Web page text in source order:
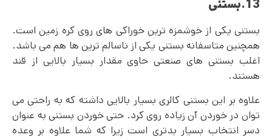
13.بستنی
بستنی یکی از خوشمزه ترین خوراکی های روی کره زمین است.
همچنین متاسفانه بستنی یکی از ناسالم ترین ها هم می باشد.
اغلب بستنی های صنعتی حاوی مقدار بسیار بالایی از قند
هستند.
علاوه بر این بستنی کالری بسیار بالایی داشته که به راحتی می
توان در خوردن آن زیاده‌ روی کرد. حتی خوردن بستنی به عنوان
دسر انتخاب بسیار بدتری است زیرا که شما علاوه بر وعده